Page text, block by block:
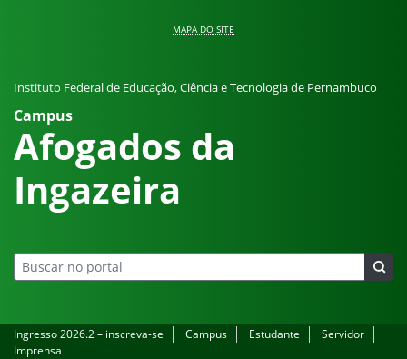
MAPA DO SITE
Instituto Federal de Educação, Ciência e Tecnologia de Pernambuco
Campus
Afogados da
Ingazeira
Ingresso 2026.2 – inscreva-se Campus Estudante
Servidor
Imprensa